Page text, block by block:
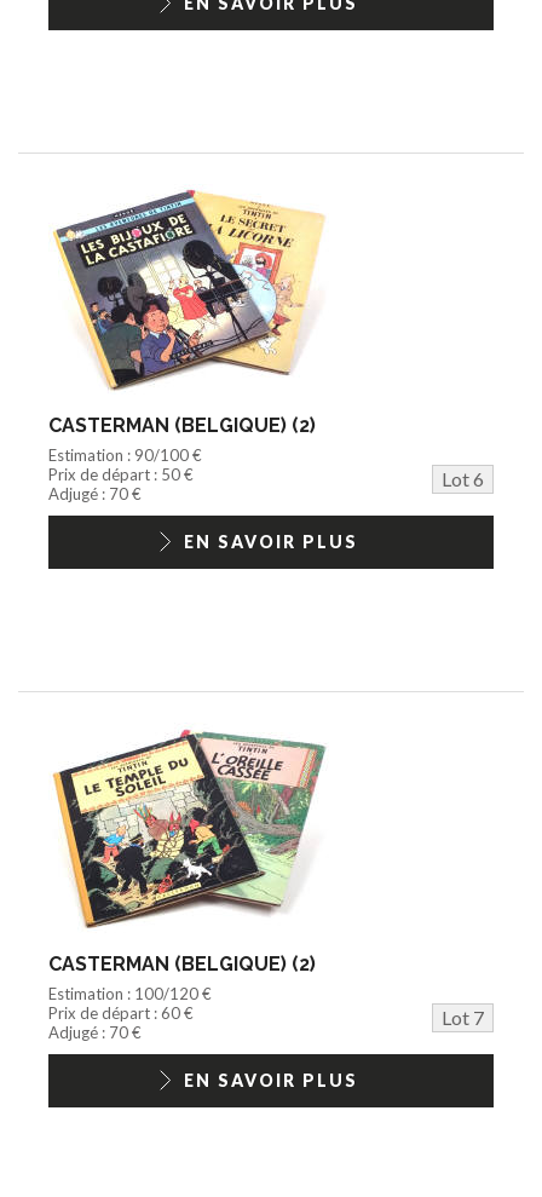
CASTERMAN (BELGIQUE) (2)
Estimation : 90/100 €
Prix de départ : 50 €
Lot 6
Adjugé : 70 €
EN SAVOIR PLUS
CASTERMAN (BELGIQUE) (2)
Estimation : 100/120 €
Prix de départ : 60 €
Lot 7
Adjugé : 70 €
EN SAVOIR PLUS